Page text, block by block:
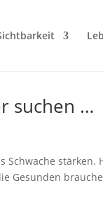
suchen …
stärken.
Gesunden